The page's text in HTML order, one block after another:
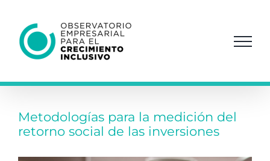
contenido
Metodologías para la medición del
retorno social de las inversiones